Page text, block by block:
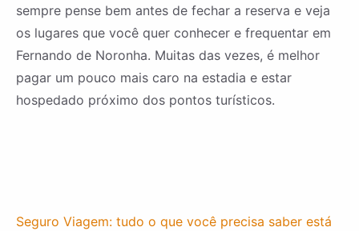
sempre pense bem antes de fechar a reserva e veja
os lugares que você quer conhecer e frequentar em
Fernando de Noronha. Muitas das vezes, é melhor
pagar um pouco mais caro na estadia e estar
hospedado próximo dos pontos turísticos.
Seguro Viagem: tudo o que você precisa saber está